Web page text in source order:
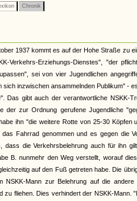
Chronik
1937 kommt es auf der Hohe Straße zu
Verkehrs-Erziehungs-Dienstes", "der
sei von vier Jugendlichen
sich inzwischen ansammelnden Publikum" -
Das gibt auch der verantwortliche NSKK-
der zur Ordnung gerufene Jugendliche
ihn "die weitere Rotte von 25-30
Fahrrad genommen und es gegen die
dass die Verkehrsbelehrung auch für ihn
B. nunmehr den Weg verstellt, worauf
auf den Fuß getreten habe. Die
NSKK-Mann zur Belehrung auf die
zu fliehen. Dies verhindert der NSKK-